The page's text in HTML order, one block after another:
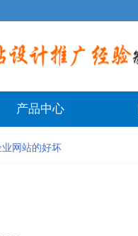
产品中心
网站的好坏